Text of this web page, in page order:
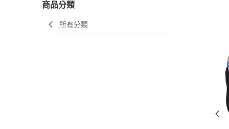
商品分類
所有分類